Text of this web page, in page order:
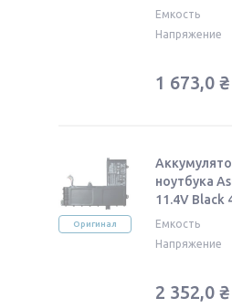
Емкость
Напряжение
1 673,0 ₴
Оригинал
ноутбука
11.4V Black
Емкость
Напряжение
2 352,0 ₴